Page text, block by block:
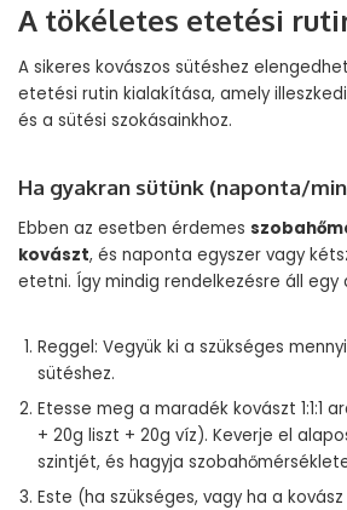
A tökéletes etetési
A sikeres kovászos sütéshez
etetési rutin kialakítása, amely
és a sütési szokásainkhoz.
Ha gyakran sütünk (naponta/
Ebben az esetben érdemes
kovászt, és naponta egyszer vagy
etetni. Így mindig rendelkezésre áll egy
Reggel: Vegyük ki a szükséges
sütéshez.
Etesse meg a maradék kovászt 1:1:1
+ 20g liszt + 20g víz). Keverje el
szintjét, és hagyja
Este (ha szükséges, vagy ha a